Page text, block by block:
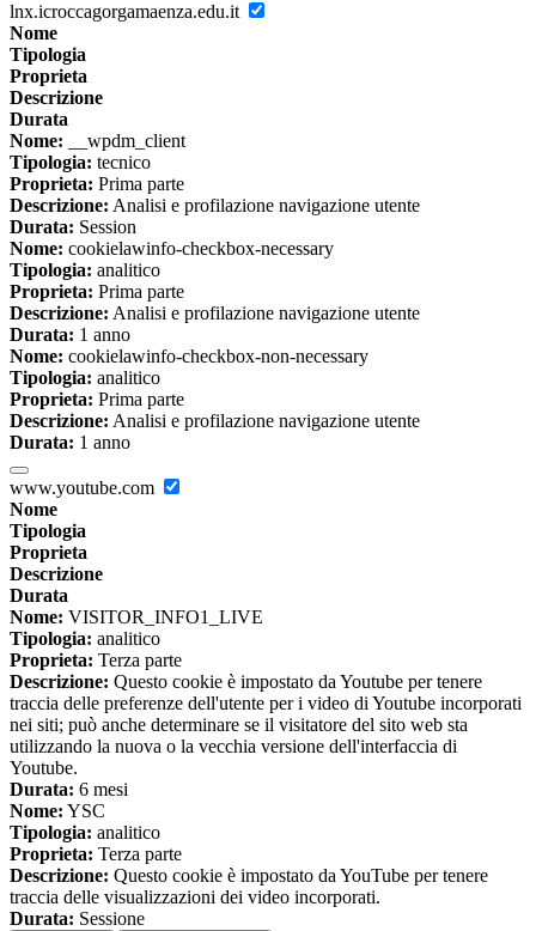
lnx.icroccagorgamaenza.edu.it
Nome
Tipologia
Proprieta
Descrizione
Durata
Nome: __wpdm_client
Tipologia: tecnico
Proprieta: Prima parte
Descrizione: Analisi e profilazione navigazione utente
Durata: Session
Nome: cookielawinfo-checkbox-necessary
Tipologia: analitico
Proprieta: Prima parte
Descrizione: Analisi e profilazione navigazione utente
Durata: 1 anno
Nome: cookielawinfo-checkbox-non-necessary
Tipologia: analitico
Proprieta: Prima parte
Descrizione: Analisi e profilazione navigazione utente
Durata: 1 anno
www.youtube.com
Nome
Tipologia
Proprieta
Descrizione
Durata
Nome: VISITOR_INFO1_LIVE
Tipologia: analitico
Proprieta: Terza parte
Descrizione: Questo cookie è impostato da Youtube per tenere
traccia delle preferenze dell'utente per i video di Youtube incorporati
nei siti; può anche determinare se il visitatore del sito web sta
utilizzando la nuova o la vecchia versione dell'interfaccia di
Youtube.
Durata: 6 mesi
Nome: YSC
Tipologia: analitico
Proprieta: Terza parte
Descrizione: Questo cookie è impostato da YouTube per tenere
traccia delle visualizzazioni dei video incorporati.
Durata: Sessione